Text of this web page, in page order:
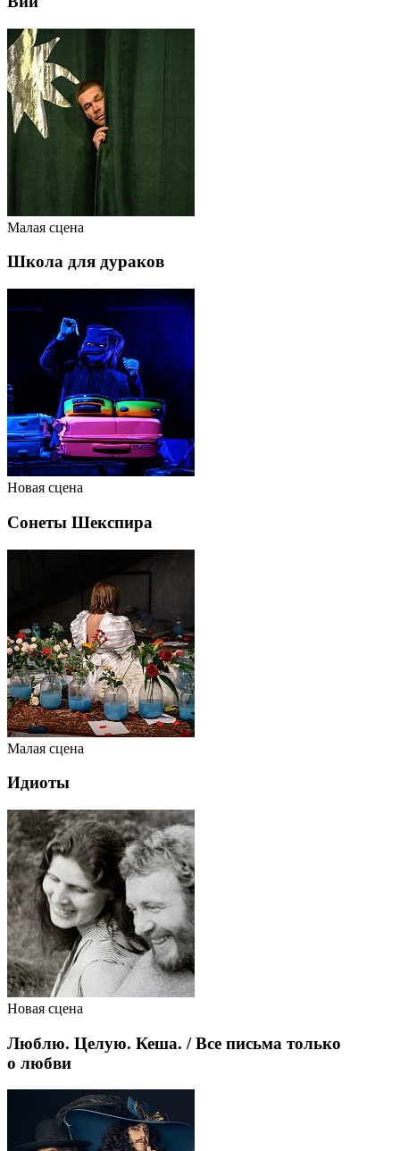
Малая сцена
Школа для дураков
Новая сцена
Сонеты Шекспира
Малая сцена
Идиоты
Новая сцена
Люблю. Целую. Кеша. / Все письма только
о любви